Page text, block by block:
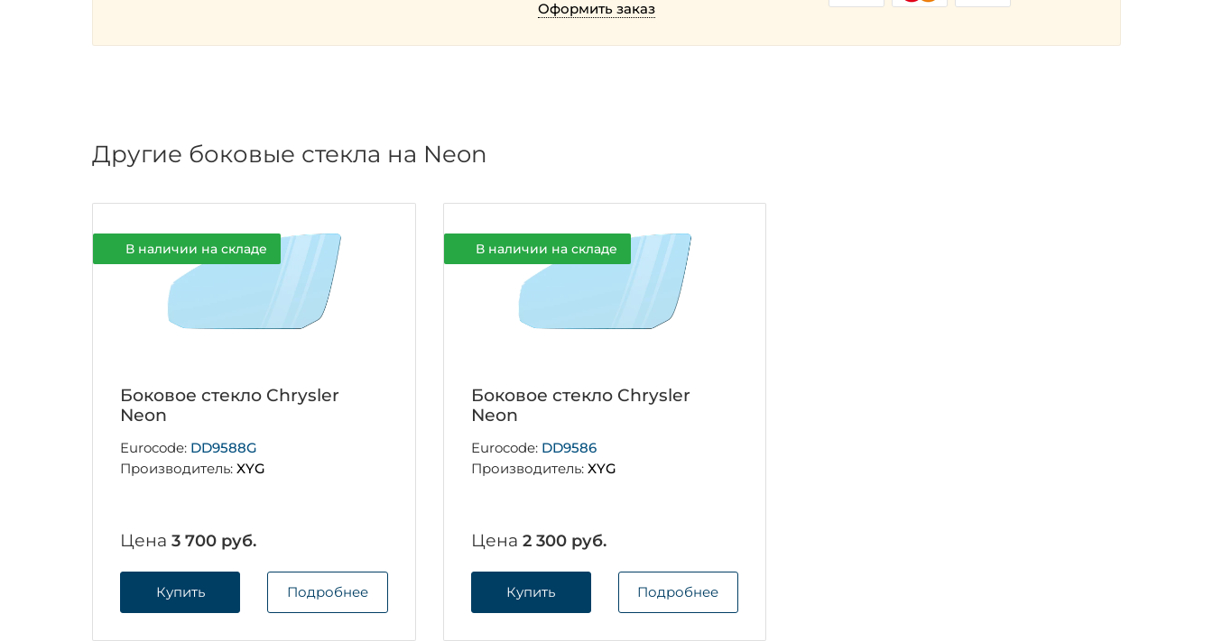
Оформить заказ
Другие боковые стекла на Neon
В наличии на складе
Боковое стекло Chrysler
Neon
Eurocode: DD9588G
Производитель: XYG
Цена 3 700 руб.
Купить Подробнее
В наличии на складе
Боковое стекло Chrysler
Neon
Eurocode: DD9586
Производитель: XYG
Цена 2 300 руб.
Купить Подробнее